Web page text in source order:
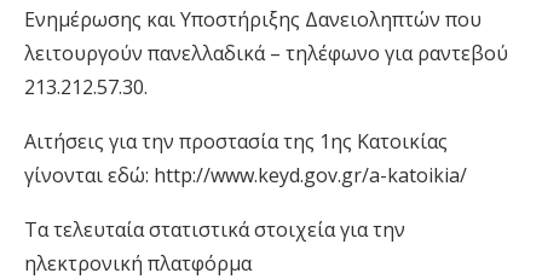
Ενημέρωσης και Υποστήριξης Δανειοληπτών που
λειτουργούν πανελλαδικά – τηλέφωνο για ραντεβού
213.212.57.30.
Αιτήσεις για την προστασία της 1ης Κατοικίας
γίνονται εδώ: http://www.keyd.gov.gr/a-katoikia/
Τα τελευταία στατιστικά στοιχεία για την
ηλεκτρονική πλατφόρμα